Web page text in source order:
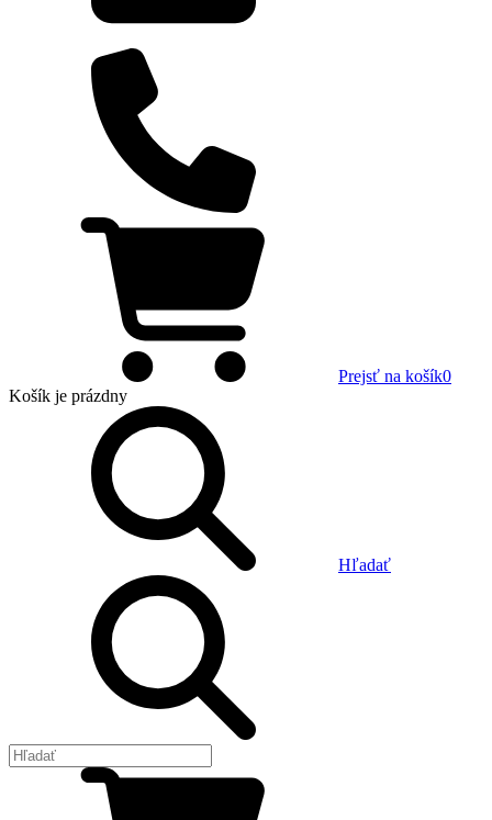
Prejsť na košík0
Košík je prázdny
Hľadať